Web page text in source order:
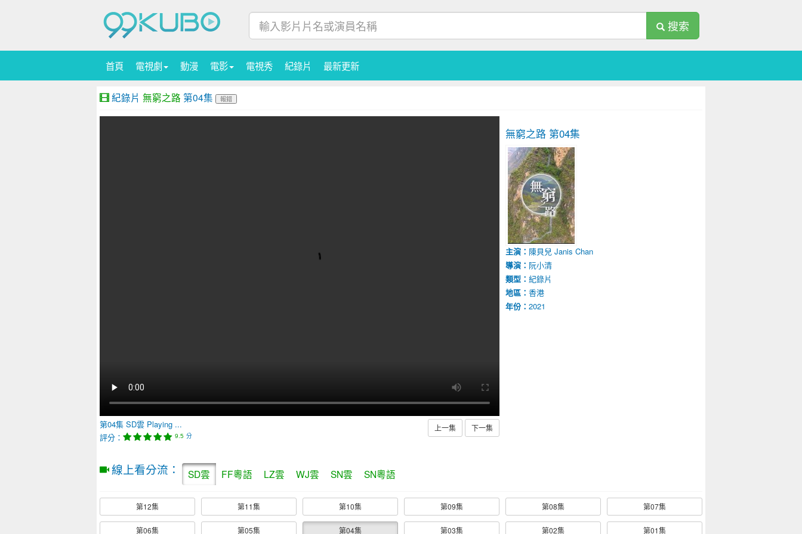
搜索
首頁 電視劇 動漫 電影 電視秀 紀錄片 最新更新
紀錄片 無窮之路 第04集 報錯
第04集 SD雲 Playing ...
評分：
9.5 分
上一集 下一集
無窮之路 第04集
主演： 陳貝兒 Janis Chan
導演： 阮小清
類型： 紀錄片
地區： 香港
年份： 2021
線上看分流： SD雲 FF粵語 LZ雲 WJ雲 SN雲 SN粵語
第12集 第11集 第10集 第09集 第08集 第07集
第06集 第05集 第04集 第03集 第02集 第01集